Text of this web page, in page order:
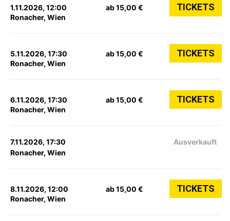
1.11.2026, 12:00
Ronacher, Wien
ab 15,00 € TICKETS
5.11.2026, 17:30
Ronacher, Wien
ab 15,00 € TICKETS
6.11.2026, 17:30
Ronacher, Wien
ab 15,00 € TICKETS
7.11.2026, 17:30
Ronacher, Wien
Ausverkauft
8.11.2026, 12:00
Ronacher, Wien
ab 15,00 € TICKETS